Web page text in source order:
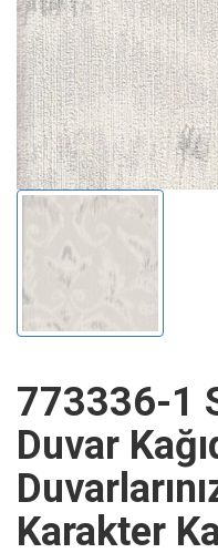
773336-1
Duvar
Karakter